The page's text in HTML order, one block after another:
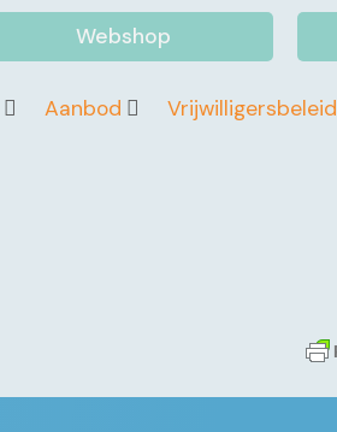
Webshop
Aanbod Vrijwilligersbeleid